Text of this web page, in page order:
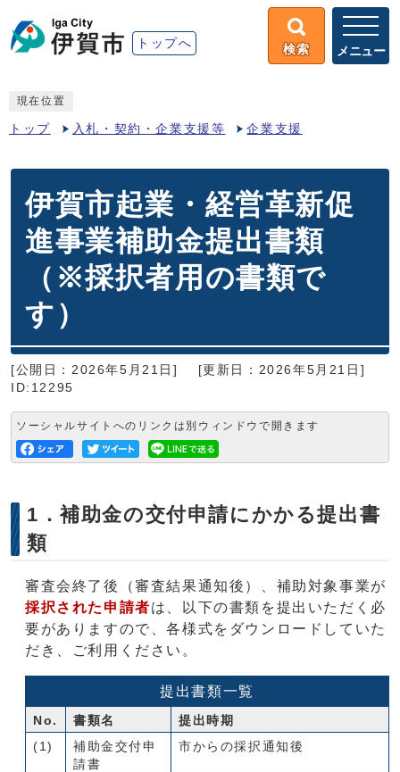
トップへ 検索 メニュー
現在位置
トップ 入札・契約・企業支援等 企業支援
伊賀市起業・経営革新促
進事業補助金提出書類
（※採択者用の書類で
す）
[公開日：2026年5月21日]
[更新日：2026年5月21日]
ID:12295
ソーシャルサイトへのリンクは別ウィンドウで開きます
1．補助金の交付申請にかかる提出書
類
審査会終了後（審査結果通知後）、補助対象事業が
採択された申請者は、以下の書類を提出いただく必
要がありますので、各様式をダウンロードしていた
だき、ご利用ください。
提出書類一覧
No. 書類名
提出時期
(1)
補助金交付申
請書
市からの採択通知後